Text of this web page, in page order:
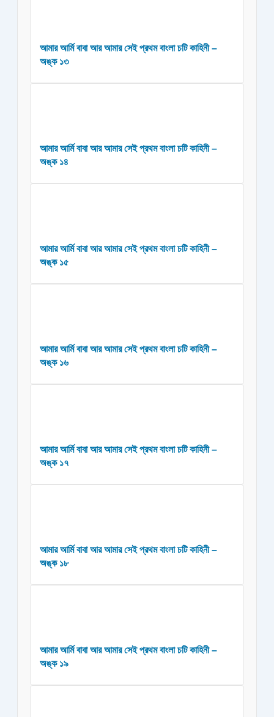
আমার আর্মি বাবা আর আমার সেই প্রথম বাংলা চটি কাহিনী –
অঙ্ক ১৩
আমার আর্মি বাবা আর আমার সেই প্রথম বাংলা চটি কাহিনী –
অঙ্ক ১৪
আমার আর্মি বাবা আর আমার সেই প্রথম বাংলা চটি কাহিনী –
অঙ্ক ১৫
আমার আর্মি বাবা আর আমার সেই প্রথম বাংলা চটি কাহিনী –
অঙ্ক ১৬
আমার আর্মি বাবা আর আমার সেই প্রথম বাংলা চটি কাহিনী –
অঙ্ক ১৭
আমার আর্মি বাবা আর আমার সেই প্রথম বাংলা চটি কাহিনী –
অঙ্ক ১৮
আমার আর্মি বাবা আর আমার সেই প্রথম বাংলা চটি কাহিনী –
অঙ্ক ১৯